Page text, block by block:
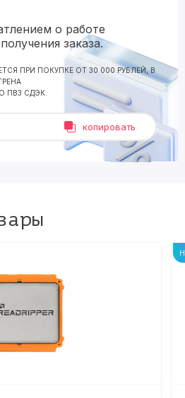
о работе
заказа.
ПРИ ПОКУПКЕ ОТ 30 000 РУБЛЕЙ, В
ПВЗ СДЭК.
копировать